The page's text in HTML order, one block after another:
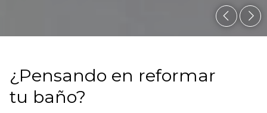
¿Pensando en reformar
tu baño?